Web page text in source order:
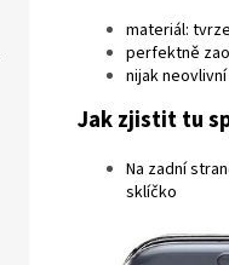
materiál:
perfektně
nijak
Jak zjistit tu
Na zadní
sklíčko